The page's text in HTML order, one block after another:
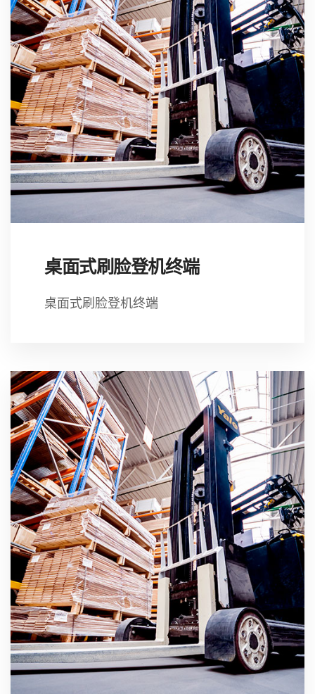
桌面式刷脸登机终端
桌面式刷脸登机终端